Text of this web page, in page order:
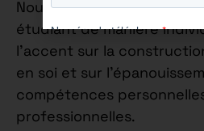
Nous nous engageons à
étudiant de manière
l’accent sur la
en soi et sur
compétences
professionnelles.